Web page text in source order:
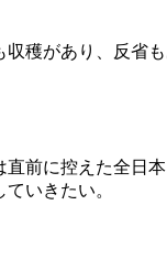
穫があり、反省
前に控えた全日
いきたい。